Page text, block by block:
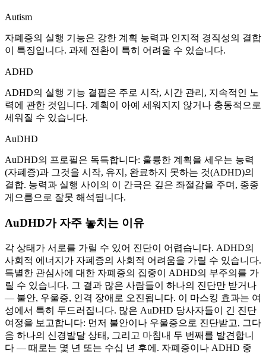
Autism
자폐증의 실행 기능은 강한 계획 능력과 인지적 경직성의 결합
이 특징입니다. 과제 전환이 특히 어려울 수 있습니다.
ADHD
ADHD의 실행 기능 결핍은 주로 시작, 시간 관리, 지속적인 노
력에 관한 것입니다. 계획이 아예 세워지지 않거나 충동적으로
세워질 수 있습니다.
AuDHD
AuDHD의 프로필은 독특합니다: 훌륭한 계획을 세우는 능력
(자폐증)과 그것을 시작, 유지, 완료하지 못하는 것(ADHD)의
결합. 능력과 실행 사이의 이 간극은 깊은 좌절감을 주며, 종종
게으름으로 잘못 해석됩니다.
AuDHD가 자주 놓치는 이유
각 상태가 서로를 가릴 수 있어 진단이 어렵습니다. ADHD의
사회적 에너지가 자폐증의 사회적 어려움을 가릴 수 있습니다.
특별한 관심사에 대한 자폐증의 집중이 ADHD의 부주의를 가
릴 수 있습니다. 그 결과 많은 사람들이 하나의 진단만 받거나
— 불안, 우울증, 인격 장애로 오진됩니다. 이 마스킹 효과는 여
성에서 특히 두드러집니다. 많은 AuDHD 당사자들이 긴 진단
여정을 보고합니다: 먼저 불안이나 우울증으로 진단받고, 그다
음 하나의 신경발달 상태, 그리고 마침내 두 번째를 발견합니
다 — 때로는 몇 년 또는 수십 년 후에. 자폐증이나 ADHD 중